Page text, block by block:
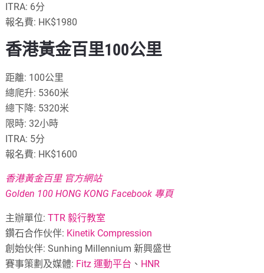
ITRA: 6分
報名費: HK$1980
香港黃金百里100公里
距離: 100公里
總爬升: 5360米
總下降: 5320米
限時: 32小時
ITRA: 5分
報名費: HK$1600
香港黃金百里 官方網站
Golden 100 HONG KONG Facebook 專頁
主辦單位:TTR 毅行教室
鑽石合作伙伴: Kinetik Compression
創始伙伴: Sunhing Millennium 新興盛世
賽事策劃及媒體: Fitz 運動平台 、 HNR